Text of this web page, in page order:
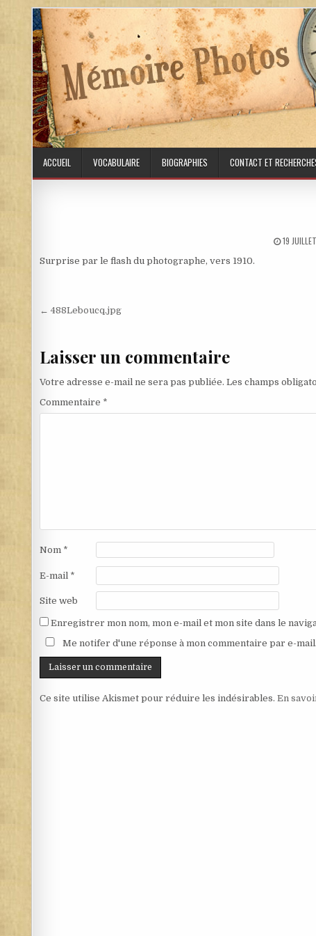
Skip to content
ACCUEIL VOCABULAIRE BIOGRAPHIES CONTACT ET
19
Surprise par le flash du photographe, vers 1910.
Navigation de l’article
← 488Leboucq.jpg
Laisser un commentaire
Votre adresse e-mail ne sera pas publiée. Les champs
Commentaire *
Nom *
E-mail *
Site web
Enregistrer mon nom, mon e-mail et mon site dans le
Me notifer d'une réponse à mon commentaire par e-mail.
Ce site utilise Akismet pour réduire les indésirables. En